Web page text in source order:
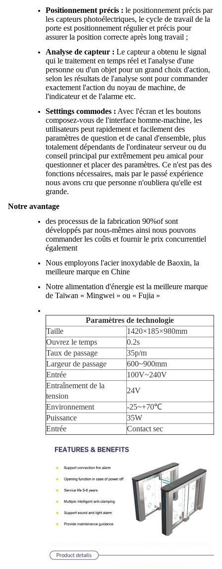
Positionnement précis : le positionnement précis par
les capteurs photoélectriques, le cycle de travail de la
porte est positionnement régulier et précis pour
assurer la position correcte après long travail ;
Analyse de capteur : Le capteur a obtenu le signal
qui le traitement en temps réel et l'analyse d'une
personne ou d'un objet pour un grand choix d'action,
selon les résultats de l'analyse sont pour commander
exactement l'action du noyau de machine, de
l'indicateur et de l'alarme etc.
Setttings commodes : Avec l'écran et les boutons
composez-vous de l'interface homme-machine, les
utilisateurs peut rapidement et facilement des
paramètres de question et de canal d'ensemble, plus
totalement dépendants de l'ordinateur serveur ou du
conseil principal pur extrêmement peu amical pour
questionner et placer des paramètres. Ce n'est pas des
fonctions nécessaires, mais par le passé expérience
nous avons cru que personne n'oubliera qu'elle est
grande.
Notre avantage
des processus de la fabrication 90%of sont
développés par nous-mêmes ainsi nous pouvons
commander les coûts et fournir le prix concurrentiel
également
Nous employons l'acier inoxydable de Baoxin, la
meilleure marque en Chine
Notre alimentation d'énergie est la meilleure marque
de Taïwan « Mingwei » ou « Fujia »
Paramètres de technologie
Taille
1420×185×980mm
Ouvrez le temps
0.2s
Taux de passage
35p/m
Largeur de passage
600~900mm
Entrée
100V~240V
Entraînement de la
tension
24V
Environnement
-25~+70℃
Puissance
35W
Entrée
Contact sec